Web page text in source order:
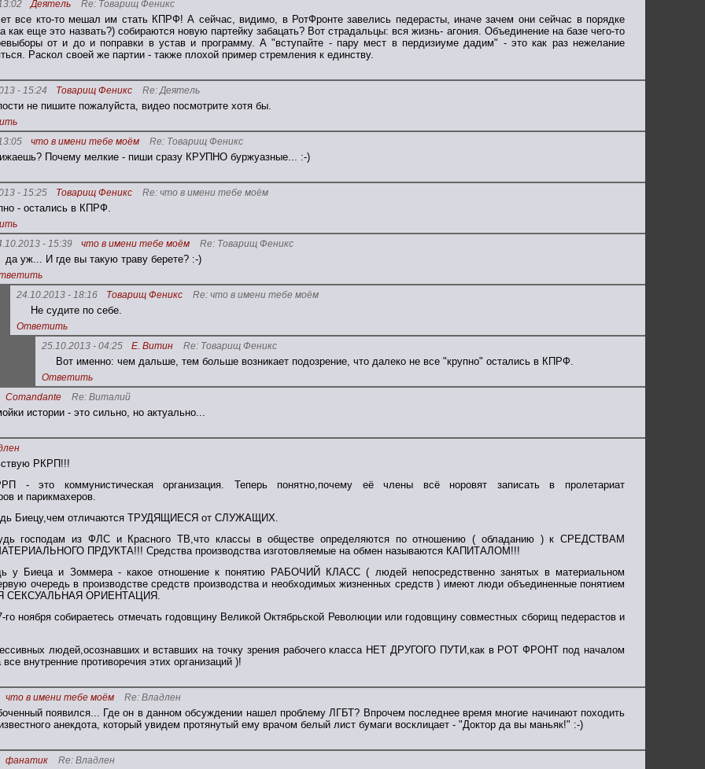
Деятель Re: Товарищ Феникс
все кто-то мешал им стать КПРФ! А сейчас, видимо, в РотФронте завелись педерасты, иначе зачем они сейчас в порядке
как еще это назвать?) собираются новую партейку забацать? Вот страдальцы: вся жизнь- агония. Объединение на базе чего-то
от и до и поправки в устав и программу. А "вступайте - пару мест в пердизиуме дадим" - это как раз нежелание
Раскол своей же партии - также плохой пример стремления к единству.
- 15:24
Товарищ Феникс Re: Деятель
не пишите пожалуйста, видео посмотрите хотя бы.
что в имени тебе моём Re: Товарищ Феникс
Почему мелкие - пиши сразу КРУПНО буржуазные... :-)
- 15:25
Товарищ Феникс Re: что в имени тебе моём
- остались в КПРФ.
- 15:39
что в имени тебе моём Re: Товарищ Феникс
да уж... И где вы такую траву берете? :-)
24.10.2013 - 18:16
Товарищ Феникс Re: что в имени тебе моём
Не судите по себе.
Ответить
25.10.2013 - 04:25
Е. Витин Re: Товарищ Феникс
Вот именно: чем дальше, тем больше возникает подозрение, что далеко не все "крупно" остались в КПРФ.
Ответить
Comandante Re: Виталий
истории - это сильно, но актуально...
РКРП!!!
- это коммунистическая организация. Теперь понятно,почему её члены всё норовят записать в пролетариат
и парикмахеров.
Биецу,чем отличаются ТРУДЯЩИЕСЯ от СЛУЖАЩИХ.
господам из ФЛС и Красного ТВ,что классы в обществе определяются по отношению ( обладанию ) к СРЕДСТВАМ
ПРДУКТА!!! Средства производства изготовляемые на обмен называются КАПИТАЛОМ!!!
у Биеца и Зоммера - какое отношение к понятию РАБОЧИЙ КЛАСС ( людей непосредственно занятых в материальном
очередь в производстве средств производства и необходимых жизненных средств ) имеют люди объединенные понятием
СЕКСУАЛЬНАЯ ОРИЕНТАЦИЯ.
ноября собираетесь отмечать годовщину Великой Октябрьской Революции или годовщину совместных сборищ педерастов и
людей,осознавших и вставших на точку зрения рабочего класса НЕТ ДРУГОГО ПУТИ,как в РОТ ФРОНТ под началом
внутренние противоречия этих организаций )!
что в имени тебе моём Re: Владлен
появился... Где он в данном обсуждении нашел проблему ЛГБТ? Впрочем последнее время многие начинают походить
анекдота, который увидем протянутый ему врачом белый лист бумаги восклицает - "Доктор да вы маньяк!" :-)
фанатик Re: Владлен